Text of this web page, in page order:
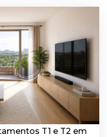
T1 e T2 em